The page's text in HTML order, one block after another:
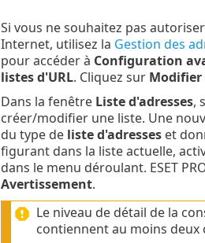
Si vous ne souhaitez pas
Internet, utilisez la Gestion des
pour accéder à Configuration
listes d'URL. Cliquez sur Modifier
Dans la fenêtre Liste d'adresses,
créer/modifier une liste. Une
du type de liste d'adresseset
figurant dans la liste actuelle,
dans le menu déroulant. ESET
Avertissement.
Le niveau de détail de la
contiennent au moins deux